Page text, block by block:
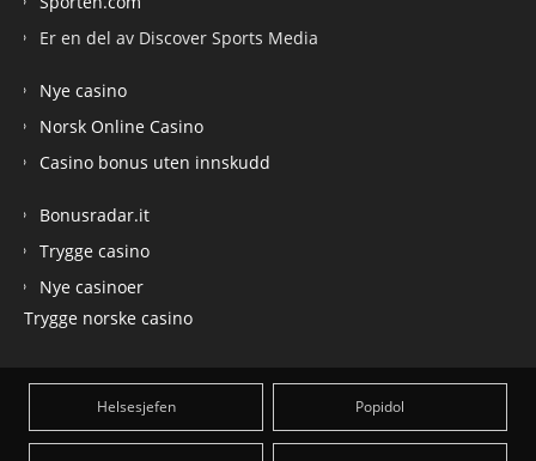
Er en del av Discover Sports Media
Nye casino
Norsk Online Casino
Casino bonus uten innskudd
Bonusradar.it
Trygge casino
Nye casinoer
Trygge norske casino
Helsesjefen Popidol